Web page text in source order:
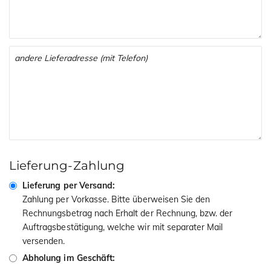
Lieferung-Zahlung
Lieferung per Versand:
Zahlung per Vorkasse. Bitte überweisen Sie den
Rechnungsbetrag nach Erhalt der Rechnung, bzw. der
Auftragsbestätigung, welche wir mit separater Mail
versenden.
Abholung im Geschäft: